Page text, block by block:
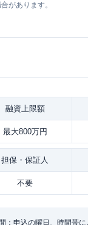
があります。
融資上限額
最大800万円
担保・ 保証人
不要
申込の曜日、時間帯に